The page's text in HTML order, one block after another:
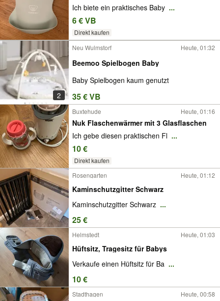
Ich biete ein praktisches Baby ...
6 € VB
Direkt kaufen
2
Neu Wulmstorf Heute, 01:32
Beemoo Spielbogen Baby
Baby Spielbogen kaum genutzt
35 € VB
Buxtehude Heute, 01:16
Nuk Flaschenwärmer mit 3 Glasflaschen
Ich gebe diesen praktischen Fl ...
10 €
Direkt kaufen
Rosengarten
Heute, 01:12
Kaminschutzgitter Schwarz
Kaminschutzgitter Schwarz ...
25 €
Helmstedt Heute, 01:03
Hüftsitz, Tragesitz für Babys
Verkaufe einen Hüftsitz für Ba ...
10 €
Stadthagen Heute, 00:58